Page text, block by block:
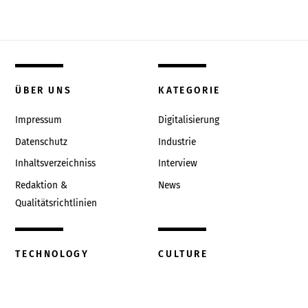
ÜBER UNS
Impressum
Datenschutz
Inhaltsverzeichniss
Redaktion &
Qualitätsrichtlinien
KATEGORIE
Digitalisierung
Industrie
Interview
News
TECHNOLOGY CULTURE